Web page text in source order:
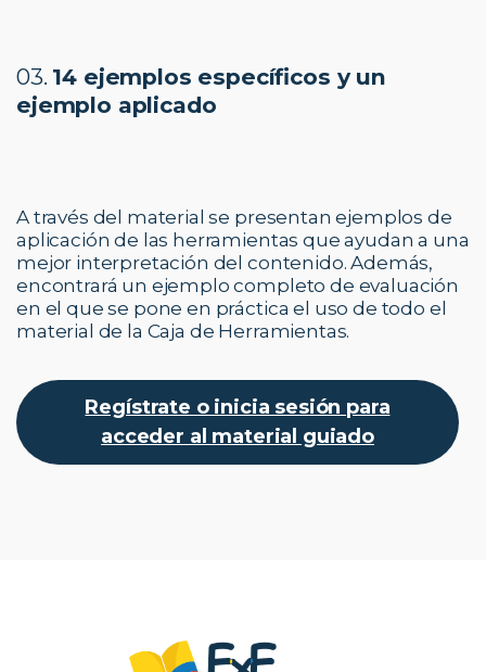
03. 14 ejemplos específicos y un
ejemplo aplicado
A través del material se presentan ejemplos de
aplicación de las herramientas que ayudan a una
mejor interpretación del contenido. Además,
encontrará un ejemplo completo de evaluación
en el que se pone en práctica el uso de todo el
material de la Caja de Herramientas.
Regístrate o inicia sesión para
acceder al material guiado